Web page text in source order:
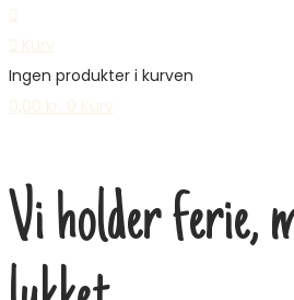
Kurv
Ingen produkter i kurven
0,00 kr. 0 Kurv
Vi holder ferie,